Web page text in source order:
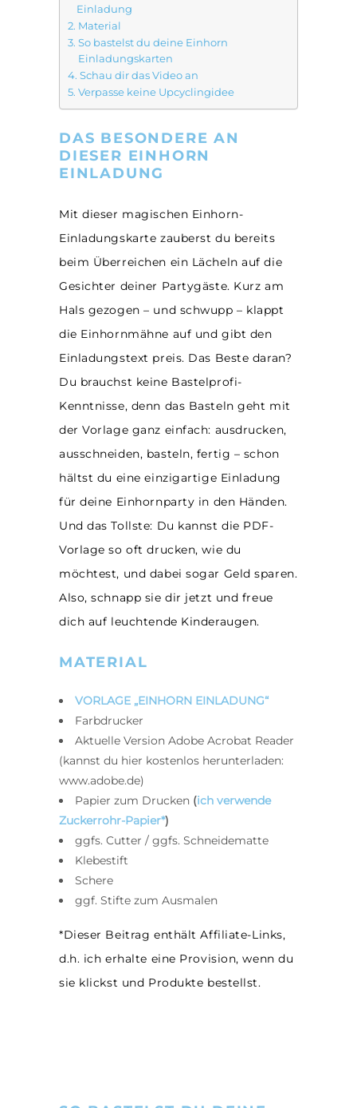
Einladung
Material
So bastelst du deine Einhorn
Einladungskarten
Schau dir das Video an
Verpasse keine Upcyclingidee
DAS BESONDERE AN
DIESER EINHORN
EINLADUNG
Mit dieser magischen Einhorn-
Einladungskarte zauberst du bereits
beim Überreichen ein Lächeln auf die
Gesichter deiner Partygäste. Kurz am
Hals gezogen – und schwupp – klappt
die Einhornmähne auf und gibt den
Einladungstext preis. Das Beste daran?
Du brauchst keine Bastelprofi-
Kenntnisse, denn das Basteln geht mit
der Vorlage ganz einfach: ausdrucken,
ausschneiden, basteln, fertig – schon
hältst du eine einzigartige Einladung
für deine Einhornparty in den Händen.
Und das Tollste: Du kannst die PDF-
Vorlage so oft drucken, wie du
möchtest, und dabei sogar Geld sparen.
Also, schnapp sie dir jetzt und freue
dich auf leuchtende Kinderaugen.
MATERIAL
VORLAGE „EINHORN EINLADUNG“
Farbdrucker
Aktuelle Version Adobe Acrobat Reader
(kannst du hier kostenlos herunterladen:
www.adobe.de)
Papier zum Drucken (ich verwende
Zuckerrohr-Papier*)
ggfs. Cutter / ggfs. Schneidematte
Klebestift
Schere
ggf. Stifte zum Ausmalen
*Dieser Beitrag enthält Affiliate-Links,
d.h. ich erhalte eine Provision, wenn du
sie klickst und Produkte bestellst.